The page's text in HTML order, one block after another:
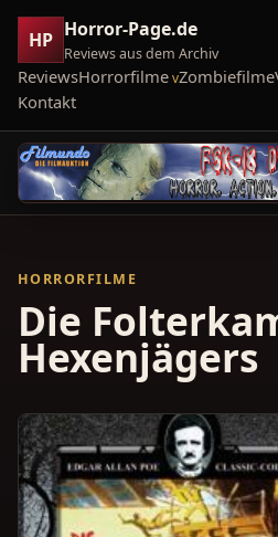
HP Horror-Page.de
Reviews aus dem Archiv
ReviewsHorrorfilme Zombiefilme
Kontakt
HORRORFILME
Die
Hexenjägers